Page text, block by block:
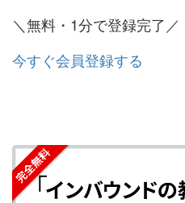
＼無料・1分で登録完了／
今すぐ会員登録する